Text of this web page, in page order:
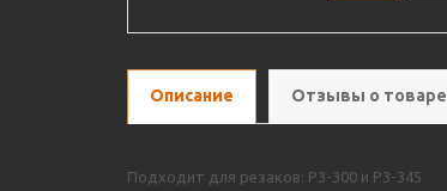
Описание Отзывы о товаре
Подходит для резаков: Р3-300 и Р3-345